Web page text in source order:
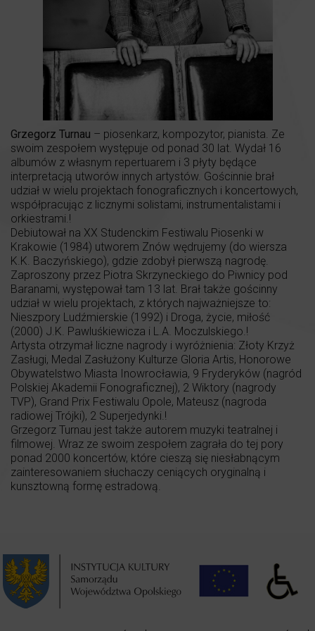
Grzegorz Turnau – piosenkarz, kompozytor, pianista. Ze
swoim zespołem występuje od ponad 30 lat. Wydał 16
albumów z własnym repertuarem i 3 płyty będące
interpretacją utworów innych artystów. Gościnnie brał
udział w wielu projektach fonograficznych i koncertowych,
współpracując z licznymi solistami, instrumentalistami i
orkiestrami.!
Debiutował na XX Studenckim Festiwalu Piosenki w
Krakowie (1984) utworem Znów wędrujemy (do wiersza
K.K. Baczyńskiego), gdzie zdobył pierwszą nagrodę.
Zaproszony przez Piotra Skrzyneckiego do Piwnicy pod
Baranami, występował tam 13 lat. Brał także gościnny
udział w wielu projektach, z których najważniejsze to:
Nieszpory Ludźmierskie (1992) i Droga, życie, miłość
(2000) J.K. Pawluśkiewicza i L.A. Moczulskiego.!
Artysta otrzymał liczne nagrody i wyróżnienia: Złoty Krzyż
Zasługi, Medal Zasłużony Kulturze Gloria Artis, Honorowe
Obywatelstwo Miasta Inowrocławia, 9 Fryderyków (nagród
Polskiej Akademii Fonograficznej), 2 Wiktory (nagrody
TVP), Grand Prix Festiwalu Opole, Mateusz (nagroda
radiowej Trójki), 2 Superjedynki.!
Grzegorz Turnau jest także autorem muzyki teatralnej i
filmowej. Wraz ze swoim zespołem zagrała do tej pory
ponad 2000 koncertów, które cieszą się niesłabnącym
zainteresowaniem słuchaczy ceniących oryginalną i
kunsztowną formę estradową.